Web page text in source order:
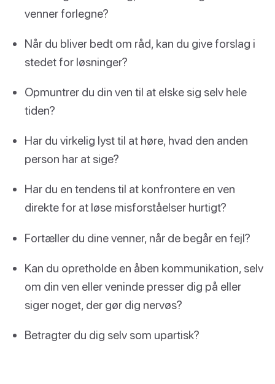
venner forlegne?
Når du bliver bedt om råd, kan du give forslag i
stedet for løsninger?
Opmuntrer du din ven til at elske sig selv hele
tiden?
Har du virkelig lyst til at høre, hvad den anden
person har at sige?
Har du en tendens til at konfrontere en ven
direkte for at løse misforståelser hurtigt?
Fortæller du dine venner, når de begår en fejl?
Kan du opretholde en åben kommunikation, selv
om din ven eller veninde presser dig på eller
siger noget, der gør dig nervøs?
Betragter du dig selv som upartisk?